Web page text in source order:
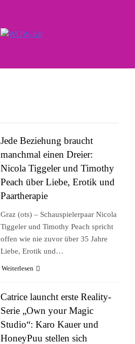
Jede Beziehung braucht
manchmal einen Dreier:
Nicola Tiggeler und Timothy
Peach über Liebe, Erotik und
Paartherapie
Graz (ots) – Schauspielerpaar Nicola
Tiggeler und Timothy Peach spricht
offen wie nie zuvor über 35 Jahre
Liebe, Erotik und…
Weiterlesen
Catrice launcht erste Reality-
Serie „Own your Magic
Studio“: Karo Kauer und
HoneyPuu stellen sich